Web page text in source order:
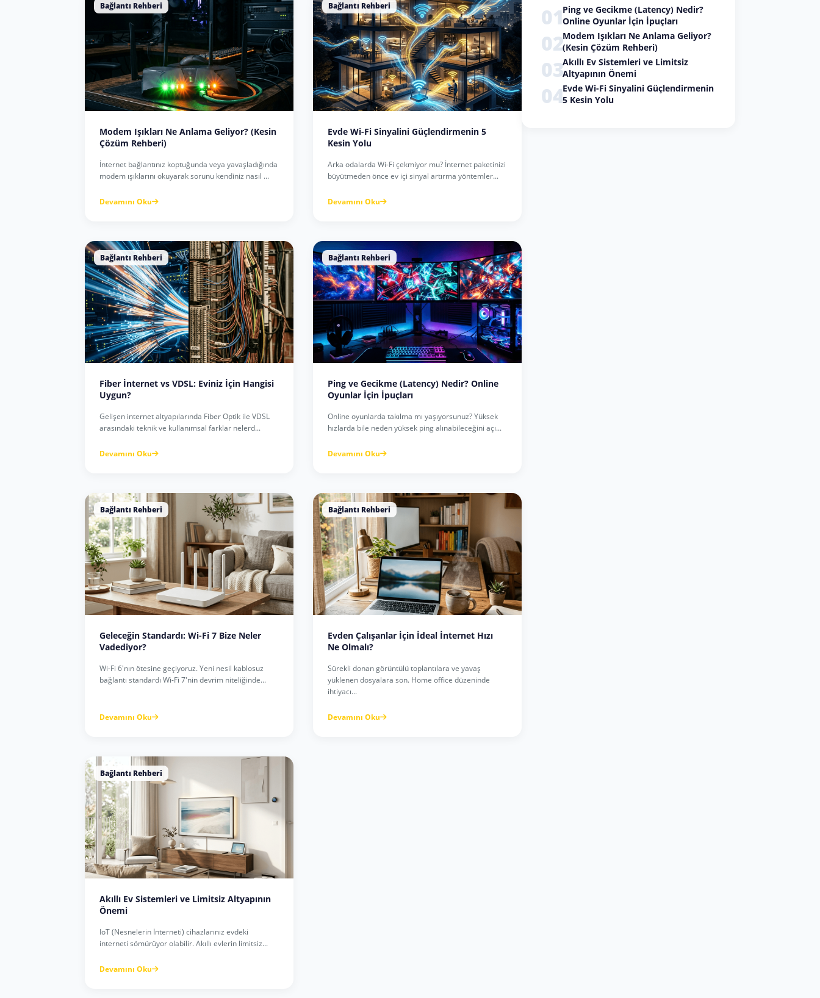
Bağlantı Rehberi
Modem Işıkları Ne Anlama Geliyor? (Kesin
Çözüm Rehberi)
İnternet bağlantınız koptuğunda veya yavaşladığında
modem ışıklarını okuyarak sorunu kendiniz nasıl ...
Devamını Oku
Bağlantı Rehberi
Evde Wi-Fi Sinyalini Güçlendirmenin 5
Kesin Yolu
Arka odalarda Wi-Fi çekmiyor mu? İnternet paketinizi
büyütmeden önce ev içi sinyal artırma yöntemler...
Devamını Oku
Bağlantı Rehberi
Fiber İnternet vs VDSL: Eviniz İçin Hangisi
Uygun?
Gelişen internet altyapılarında Fiber Optik ile VDSL
arasındaki teknik ve kullanımsal farklar nelerd...
Devamını Oku
Bağlantı Rehberi
Ping ve Gecikme (Latency) Nedir? Online
Oyunlar İçin İpuçları
Online oyunlarda takılma mı yaşıyorsunuz? Yüksek
hızlarda bile neden yüksek ping alınabileceğini açı...
Devamını Oku
Bağlantı Rehberi
Geleceğin Standardı: Wi-Fi 7 Bize Neler
Vadediyor?
Wi-Fi 6'nın ötesine geçiyoruz. Yeni nesil kablosuz
bağlantı standardı Wi-Fi 7'nin devrim niteliğinde...
Devamını Oku
Bağlantı Rehberi
Evden Çalışanlar İçin İdeal İnternet Hızı
Ne Olmalı?
Sürekli donan görüntülü toplantılara ve yavaş
yüklenen dosyalara son. Home office düzeninde
ihtiyacı...
Devamını Oku
Bağlantı Rehberi
Akıllı Ev Sistemleri ve Limitsiz Altyapının
Önemi
IoT (Nesnelerin İnterneti) cihazlarınız evdeki
interneti sömürüyor olabilir. Akıllı evlerin limitsiz...
Devamını Oku
01Ping ve Gecikme (Latency) Nedir?
Online Oyunlar İçin İpuçları
02Modem Işıkları Ne Anlama Geliyor?
(Kesin Çözüm Rehberi)
03Akıllı Ev Sistemleri ve Limitsiz
Altyapının Önemi
04Evde Wi-Fi Sinyalini Güçlendirmenin
5 Kesin Yolu